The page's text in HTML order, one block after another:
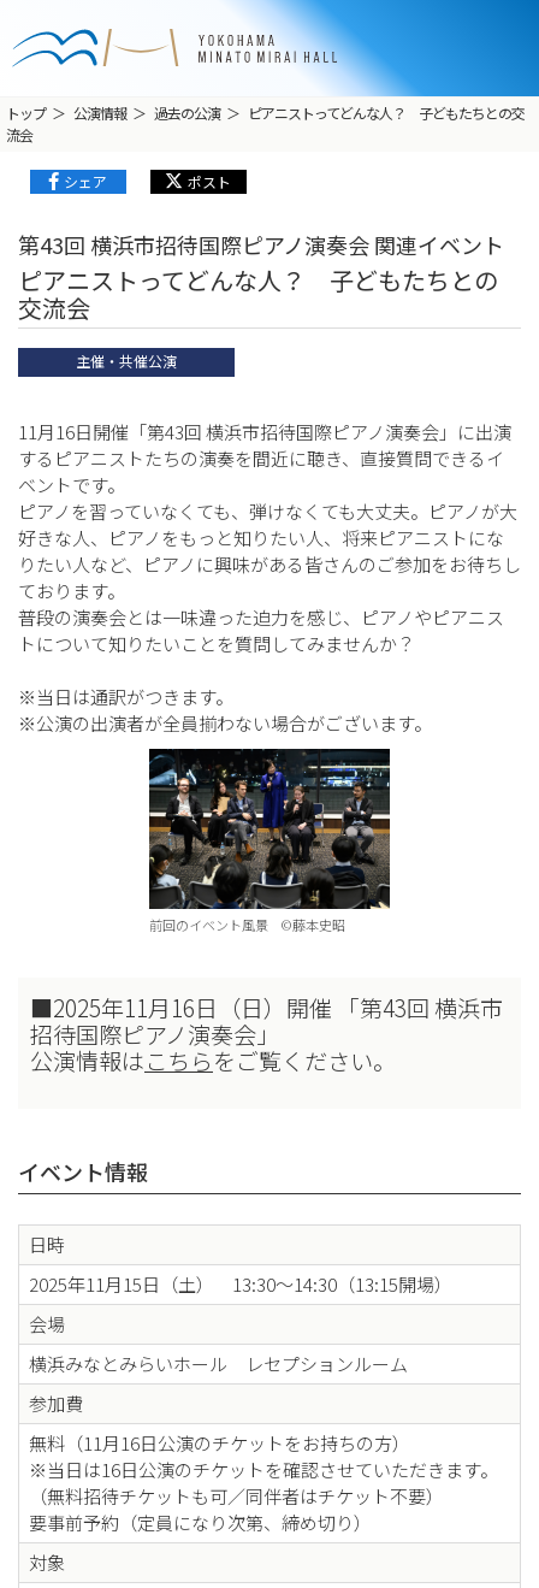
トップ 公演情報 過去の公演
ピアニストってどんな人？ 子どもたちとの交
流会
シェア ポスト
第43回 横浜市招待国際ピアノ演奏会 関連イベント
ピアニストってどんな人？ 子どもたちとの
交流会
主催・共催公演
11月16日開催「第43回 横浜市招待国際ピアノ演奏会」に出演
するピアニストたちの演奏を間近に聴き、直接質問できるイ
ベントです。
ピアノを習っていなくても、弾けなくても大丈夫。ピアノが大
好きな人、ピアノをもっと知りたい人、将来ピアニストにな
りたい人など、ピアノに興味がある皆さんのご参加をお待ちし
ております。
普段の演奏会とは一味違った迫力を感じ、ピアノやピアニス
トについて知りたいことを質問してみませんか？
※当日は通訳がつきます。
※公演の出演者が全員揃わない場合がございます。
前回のイベント風景 ©藤本史昭
■2025年11月16日（日）開催 「第43回 横浜市
招待国際ピアノ演奏会」
公演情報はこちらをご覧ください。
イベント情報
日時
2025年11月15日（土） 13:30～14:30（13:15開場）
会場
横浜みなとみらいホール レセプションルーム
参加費
無料（11月16日公演のチケットをお持ちの方）
※当日は16日公演のチケットを確認させていただきます。
（無料招待チケットも可／同伴者はチケット不要）
要事前予約（定員になり次第、締め切り）
対象